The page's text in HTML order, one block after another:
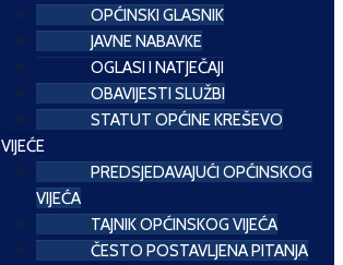
OPĆINSKI GLASNIK
JAVNE NABAVKE
OGLASI I NATJEČAJI
OBAVIJESTI SLUŽBI
STATUT OPĆINE KREŠEVO
VIJEĆE
PREDSJEDAVAJUĆI OPĆINSKOG
VIJEĆA
TAJNIK OPĆINSKOG VIJEĆA
ČESTO POSTAVLJENA PITANJA